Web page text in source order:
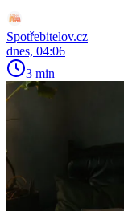
Spotřebitelov.cz
dnes, 04:06
3 min